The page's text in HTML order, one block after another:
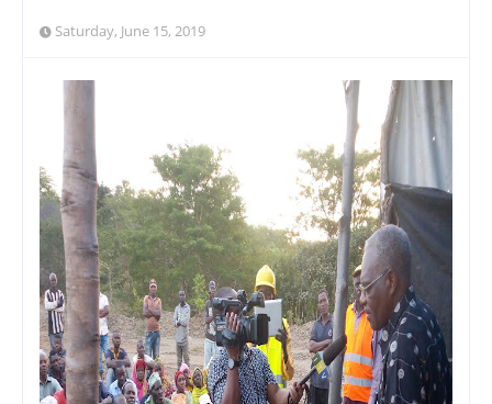
Saturday, June 15, 2019